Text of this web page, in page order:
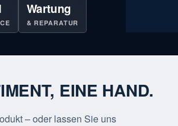
Wartung
& REPARATUR
EINE HAND.
– oder lassen Sie uns